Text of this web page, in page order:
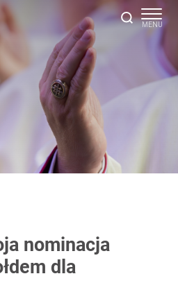
nominacja
dla